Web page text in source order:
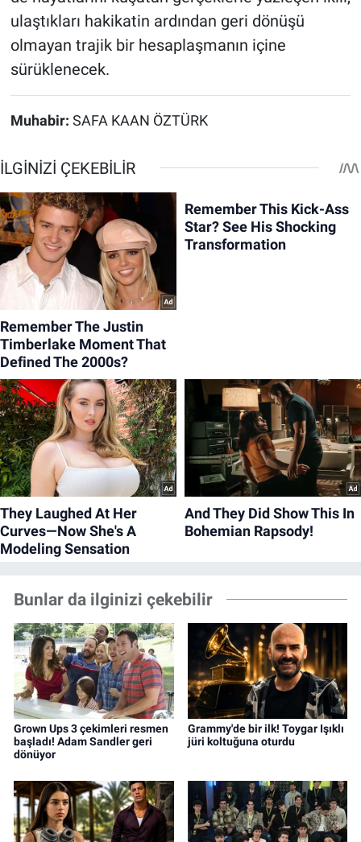
ulaştıkları hakikatin ardından geri dönüşü
olmayan trajik bir hesaplaşmanın içine
sürüklenecek.
Muhabir: SAFA KAAN ÖZTÜRK
Bunlar da ilginizi çekebilir
Grown Ups 3 çekimleri resmen
başladı! Adam Sandler geri
dönüyor
Grammy'de bir ilk! Toygar Işıklı
jüri koltuğuna oturdu